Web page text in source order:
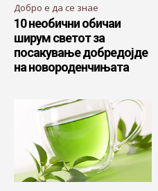
Добро е да се знае
10 необични обичаи
ширум светот за
посакување добредојде
на новороденчињата